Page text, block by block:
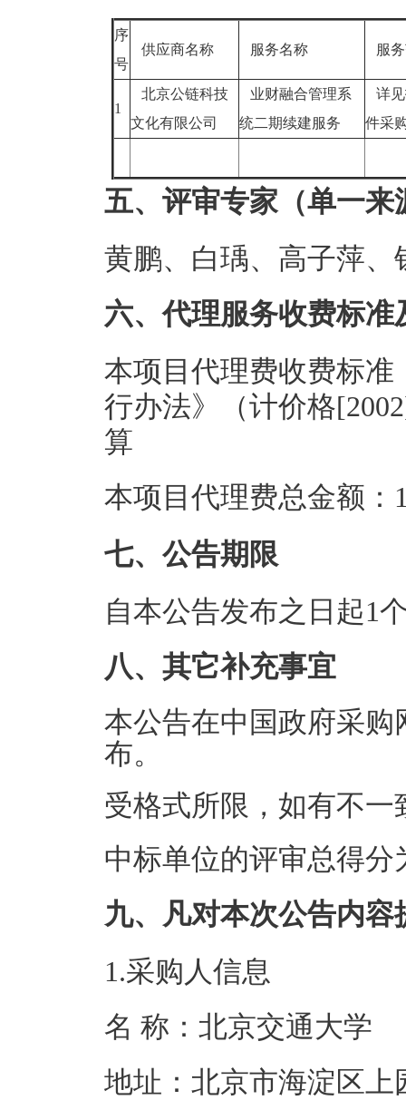
序
号
供应商名称 服务名称 服
1
北京公链科技
文化有限公司
业财融合管理系
统二期续建服务
详
件采
五、评审专家（单一
黄鹏、白瑀、高子萍、
六、代理服务收费标准
本项目代理费收费标
行办法》（计价格
算
本项目代理费总金额：
七、公告期限
自本公告发布之日起1
八、其它补充事宜
本公告在中国政府采购
布。
受格式所限，如有不
中标单位的评审总得分
九、凡对本次公告内
1.采购人信息
名 称：北京交
地址：北京市